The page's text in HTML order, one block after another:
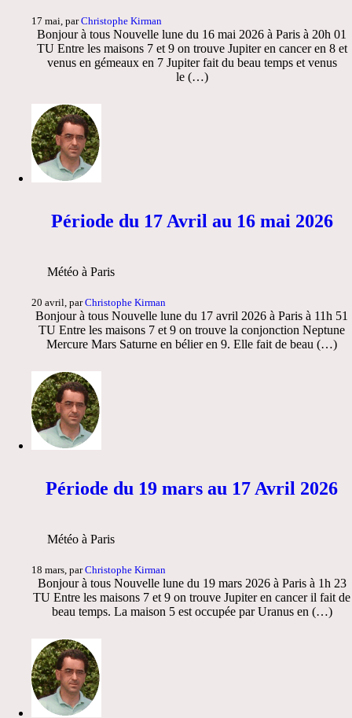
17 mai, parChristophe Kirman
Bonjour à tous Nouvelle lune du 16 mai 2026 à Paris à 20h 01
TU Entre les maisons 7 et 9 on trouve Jupiter en cancer en 8 et
venus en gémeaux en 7 Jupiter fait du beau temps et venus
le (…)
Période du 17 Avril au 16 mai 2026
Météo à Paris
20 avril, parChristophe Kirman
Bonjour à tous Nouvelle lune du 17 avril 2026 à Paris à 11h 51
TU Entre les maisons 7 et 9 on trouve la conjonction Neptune
Mercure Mars Saturne en bélier en 9. Elle fait de beau (…)
Période du 19 mars au 17 Avril 2026
Météo à Paris
18 mars, parChristophe Kirman
Bonjour à tous Nouvelle lune du 19 mars 2026 à Paris à 1h 23
TU Entre les maisons 7 et 9 on trouve Jupiter en cancer il fait de
beau temps. La maison 5 est occupée par Uranus en (…)